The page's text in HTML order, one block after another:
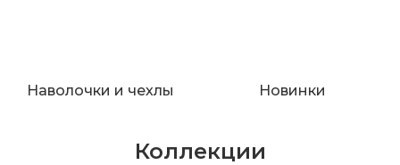
Наволочки и чехлы Новинки
Коллекции